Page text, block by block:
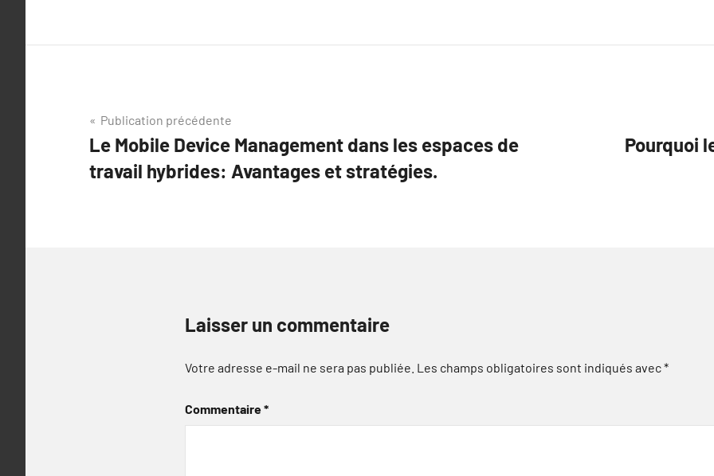
Navigation
de
l’article
Publication précédente
Le Mobile Device Management dans les espaces de
travail hybrides: Avantages et stratégies.
Pourquoi
Laisser un commentaire
Votre adresse e-mail ne sera pas publiée. Les champs obligatoires sont indiqués avec*
Commentaire*